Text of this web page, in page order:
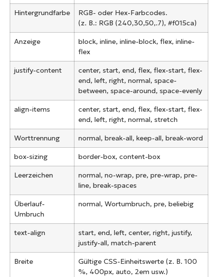
Hintergrundfarbe
RGB- oder Hex-Farbcodes.
(z. B.: RGB (240,30,50,.7), #f015ca)
Anzeige
block, inline, inline-block, flex, inline-
flex
justify-content
center, start, end, flex, flex-start, flex-
end, left, right, normal, space-
between, space-around, space-evenly
align-items
center, start, end, flex, flex-start, flex-
end, left, right, normal, stretch
Worttrennung normal, break-all, keep-all, break-word
box-sizing border-box, content-box
Leerzeichen
normal, no-wrap, pre, pre-wrap, pre-
line, break-spaces
Überlauf-
Umbruch
normal, Wortumbruch, pre, beliebig
text-align
start, end, left, center, right, justify,
justify-all, match-parent
Breite
Gültige CSS-Einheitswerte (z. B. 100
%, 400px, auto, 2em usw.)